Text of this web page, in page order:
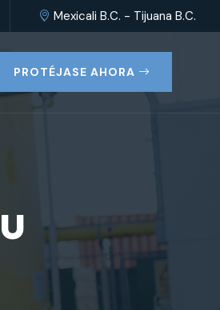
Mexicali B.C. - Tijuana B.C.
PROTÉJASE AHORA